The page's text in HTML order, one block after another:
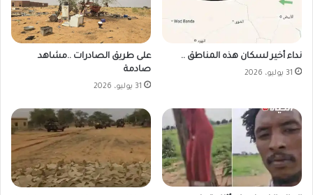
نداء أخير لسكان هذه المناطق ..
31 يوليو، 2026
على طريق الصادرات ..مشاهد
صادمة
31 يوليو، 2026